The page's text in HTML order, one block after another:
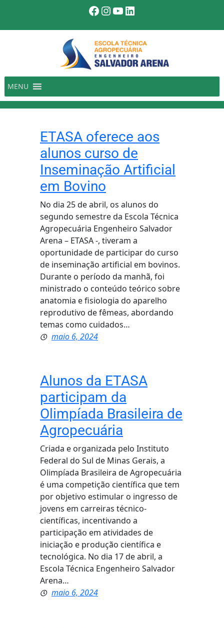
o
Facebook
Instagram
Youtube
LinkedIn
MENU
ETASA oferece aos
alunos curso de
Inseminação Artificial
em Bovino
No dia 25 de abril, os alunos do
segundo semestre da Escola Técnica
Agropecuária Engenheiro Salvador
Arena – ETASA -, tiveram a
oportunidade de participar do curso
de inseminação artificial em bovinos.
Durante o período da manhã, foi
ministrado o conteúdo teórico sobre
anatomia e fisiologia do aparelho
reprodutivo de fêmeas, abordando
temas como cuidados…
maio 6, 2024
Alunos da ETASA
participam da
Olimpíada Brasileira de
Agropecuária
Criada e organizada pelo Instituto
Federal do Sul de Minas Gerais, a
Olimpíada Brasileira de Agropecuária
é uma competição científica que tem
por objetivo estimular o ingresso de
jovens em carreiras técnico-
científicas, incentivando a
participação em atividades de
iniciação e produção científica e
tecnológica. No dia 17 de abril, a
Escola Técnica Engenheiro Salvador
Arena…
maio 6, 2024